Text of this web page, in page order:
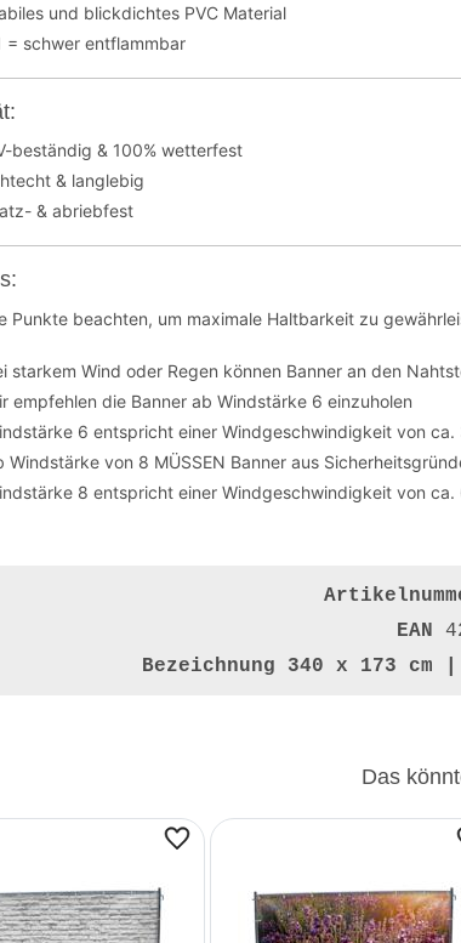
und blickdichtes PVC Material
= schwer entflammbar
beständig & 100% wetterfest
& langlebig
& abriebfest
Punkte beachten, um maximale Haltbarkeit zu
starkem Wind oder Regen können Banner an den
empfehlen die Banner ab Windstärke 6 einzuholen
6 entspricht einer Windgeschwindigkeit von
Windstärke von 8 MÜSSEN Banner aus
8 entspricht einer Windgeschwindigkeit von
EAN
Bezeichnung 340 x 173 cm |
Das